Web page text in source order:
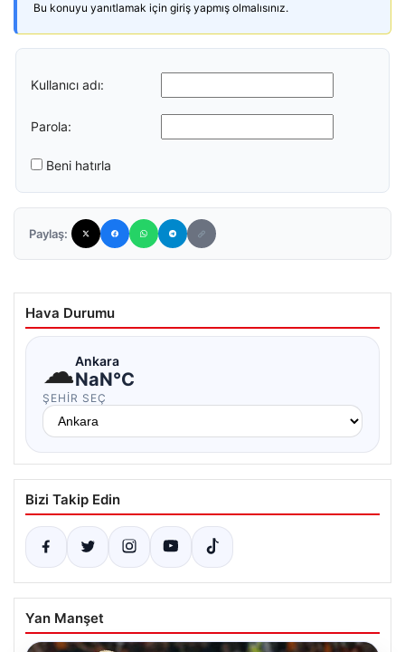
Bu konuyu yanıtlamak için giriş yapmış olmalısınız.
Kullanıcı adı:
Parola:
Beni hatırla
Paylaş:
Hava Durumu
☁Ankara
NaN°C
ŞEHIR SEÇ
Bizi Takip Edin
Yan Manşet